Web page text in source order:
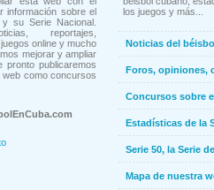
información sobre el
su Serie Nacional.
reportajes,
online y mucho
mejorar y ampliar
publicaremos
como concursos
los juegos y más...
Noticias del
Foros, opiniones,
Concursos sobre
Estadísticas de la
Serie 50, la Serie
Mapa de nuestra